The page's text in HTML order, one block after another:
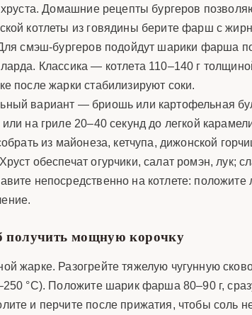
Домашние рецепты бургеров
котлеты из говядины берите фарш с
смэш-бургеров подойдут шарики фарша
Классика — котлета 110–140 г
после жарки стабилизируют соки.
вариант — бриошь или картофельная
на гриле 20–40 секунд до легкой
из майонеза, кетчупа, дижонской
обеспечат огурчики, салат ромэн,
непосредственно на котлете:
получить мощную корочку
жарке. Разогрейте тяжелую чугунную
°C). Положите шарик фарша 80–90 г,
и перчите после прижатия, чтобы соль